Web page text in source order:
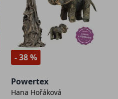
- 38 %
Powertex
Hana Hořáková